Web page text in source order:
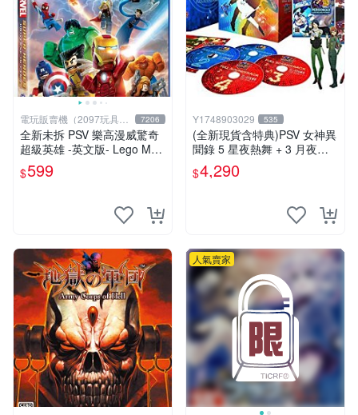
電玩販賣機（2097玩具公
仔舖
7206
全新未拆 PSV 樂高漫威驚奇
超級英雄 -英文版- Lego Mar
vel 鋼鐵人蜘蛛人浩克索爾金
鋼狼
$599
Y1748903029 535
(全新現貨含特典)PSV 女神異
聞錄 5 星夜熱舞 + 3 月夜熱
舞 豪華雙重plus 純日限定版
$4,290
人氣賣家